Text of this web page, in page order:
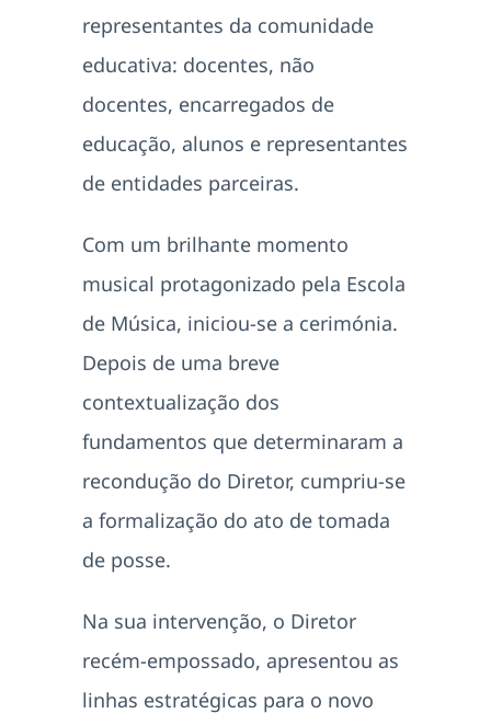
representantes da comunidade
educativa: docentes, não
docentes, encarregados de
educação, alunos e representantes
de entidades parceiras.
Com um brilhante momento
musical protagonizado pela Escola
de Música, iniciou-se a cerimónia.
Depois de uma breve
contextualização dos
fundamentos que determinaram a
recondução do Diretor, cumpriu-se
a formalização do ato de tomada
de posse.
Na sua intervenção, o Diretor
recém-empossado, apresentou as
linhas estratégicas para o novo